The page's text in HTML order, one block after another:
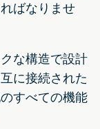
ばなりませ
な構造で設計
に接続された
すべての機能